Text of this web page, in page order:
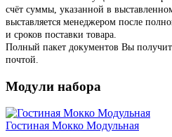
счёт суммы, указанной в
выставляется менеджером после
и сроков поставки товара.
Полный пакет документов Вы
почтой.
Модули набора
Гостиная Мокко Модульная